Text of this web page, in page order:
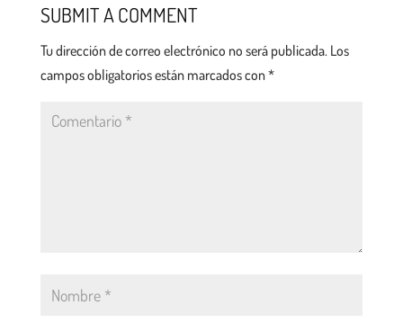
SUBMIT A COMMENT
Tu dirección de correo electrónico no será publicada. Los
campos obligatorios están marcados con*